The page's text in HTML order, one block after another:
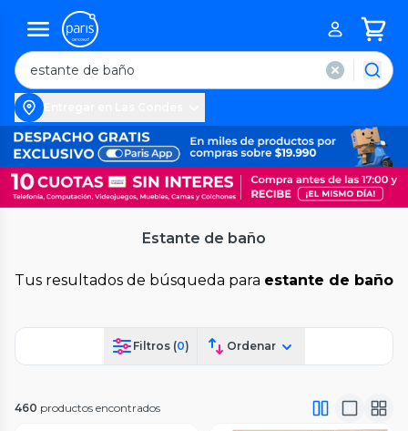
Estante de baño
Tus resultados de búsqueda para estante de baño
Filtros (0) Ordenar
460 productos encontrados